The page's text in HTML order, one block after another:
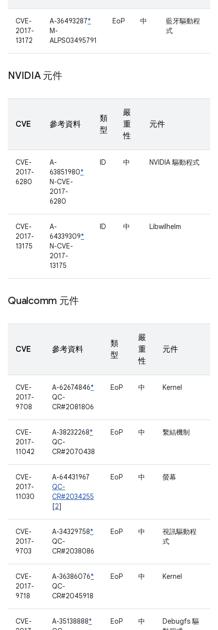
CVE-
2017-
13172
A-36493287*
M-
ALPS03495791
EoP 中
藍牙驅動程
式
NVIDIA 元件
CVE 參考資料
類
型
嚴
重
性
元件
CVE-
2017-
6280
A-
63851980*
N-CVE-
2017-
6280
ID 中 NVIDIA 驅動程式
CVE-
2017-
13175
A-
64339309*
N-CVE-
2017-
13175
ID 中 Libwilhelm
Qualcomm 元件
CVE 參考資料
類
型
嚴
重
性
元件
CVE-
2017-
9708
A-62674846*
QC-
CR#2081806
EoP 中 Kernel
CVE-
2017-
11042
A-38232268*
QC-
CR#2070438
EoP 中 繫結機制
CVE-
2017-
11030
A-64431967
QC-
CR#2034255
[2]
EoP 中 螢幕
CVE-
2017-
9703
A-34329758*
QC-
CR#2038086
EoP 中
視訊驅動程
式
CVE-
2017-
9718
A-36386076*
QC-
CR#2045918
EoP 中 Kernel
CVE-
A-35138888*
EoP 中
Debugfs 驅